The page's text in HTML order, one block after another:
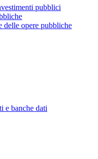
pubblici
delle opere pubbliche
e banche dati